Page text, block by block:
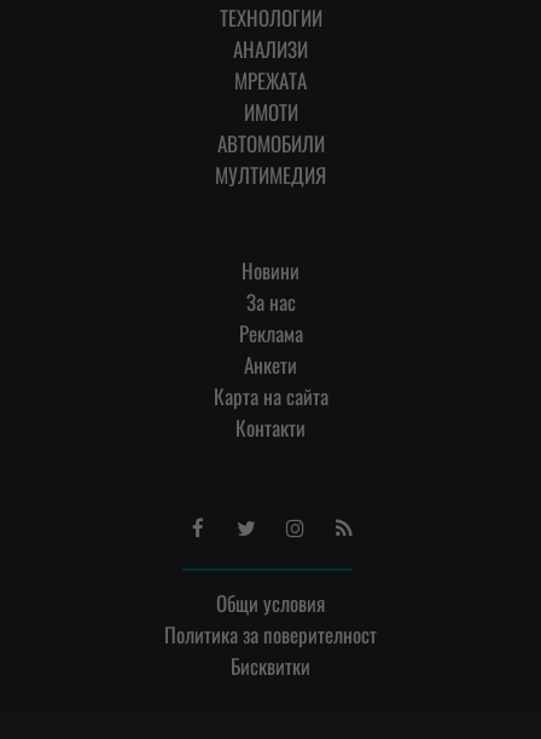
ТЕХНОЛОГИИ
АНАЛИЗИ
МРЕЖАТА
ИМОТИ
АВТОМОБИЛИ
МУЛТИМЕДИЯ
Новини
За нас
Реклама
Анкети
Карта на сайта
Контакти
FacebookTwitterInstagram
RSS
Общи условия
Политика за поверителност
Бисквитки